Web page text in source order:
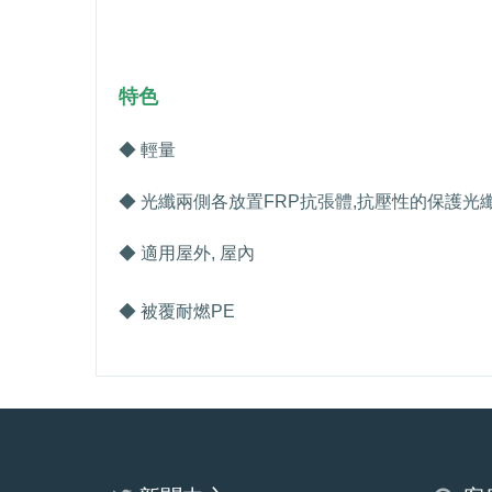
特色
◆ 輕量
◆ 光纖兩側各放置FRP抗張體,抗壓性的保護光
◆ 適用屋外, 屋內
◆ 被覆耐燃PE